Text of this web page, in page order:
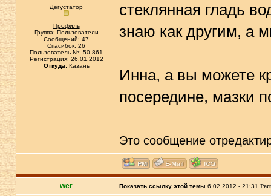
Дегустатор
Профиль
Группа: Пользователи
Сообщений: 47
Спасибок: 26
Пользователь №: 50 861
Регистрация: 26.01.2012
Откуда:Казань
стеклянная гладь
знаю как другим, а
Инна, а вы можете
посередине, мазки
Это сообщение
wer Показать ссылку этой темы 6.02.2012 - 21:31